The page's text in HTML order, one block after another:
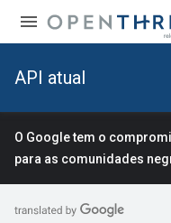
API atual
O Google tem o
para as comunidades